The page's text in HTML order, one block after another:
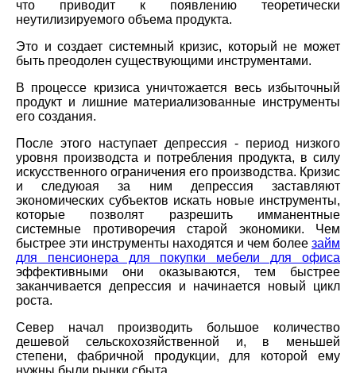
что приводит к появлению теоретически
неутилизируемого объема продукта.
Это и создает системный кризис, который не может
быть преодолен существующими инструментами.
В процессе кризиса уничтожается весь избыточный
продукт и лишние материализованные инструменты
его создания.
После этого наступает депрессия - период низкого
уровня производста и потребления продукта, в силу
искусственного ограничения его производства. Кризис
и следуюая за ним депрессия заставляют
экономических субъектов искать новые инструменты,
которые позволят разрешить имманентные
системные противоречия старой экономики. Чем
быстрее эти инструменты находятся и чем более займ
для пенсионера для покупки мебели для офиса
эффективными они оказываются, тем быстрее
заканчивается депрессия и начинается новый цикл
роста.
Север начал производить большое количество
дешевой сельскохозяйственной и, в меньшей
степени, фабричной продукции, для которой ему
нужны были рынки сбыта.